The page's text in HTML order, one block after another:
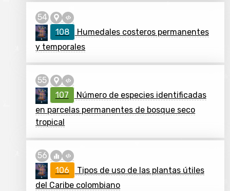
108
Humedales costeros permanentes
y temporales
107
Número de especies identificadas
en parcelas permanentes de bosque seco
tropical
106
Tipos de uso de las plantas útiles
del Caribe colombiano